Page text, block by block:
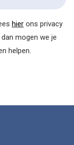
hier ons privacy
mogen we je
helpen.